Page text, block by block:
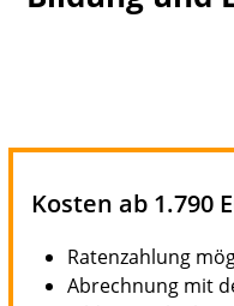
Kosten ab 1.790
Ratenzahlung
Abrechnung mit